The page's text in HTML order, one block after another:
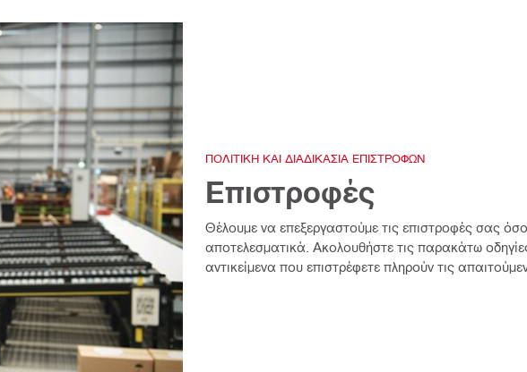
ΠΟΛΙΤΙΚΉ ΚΑΙ ΔΙΑΔΙΚΑΣΊΑ ΕΠΙΣΤΡΟΦΏΝ
Επιστροφές
Θέλουμε να επεξεργαστούμε τις επιστροφές σας
αποτελεσματικά. Ακολουθήστε τις παρακάτω
αντικείμενα που επιστρέφετε πληρούν τις